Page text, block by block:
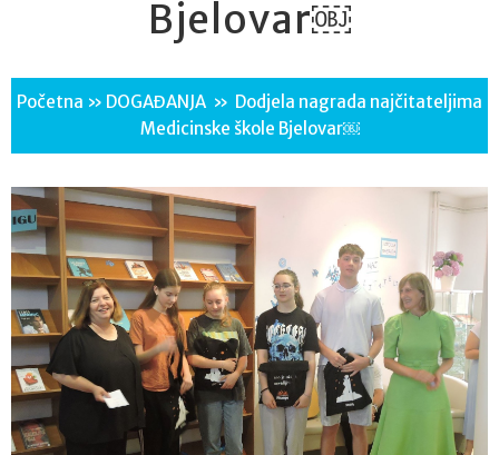
Bjelovar￼
Početna » DOGAĐANJA » Dodjela nagrada najčitateljima
Medicinske škole Bjelovar￼